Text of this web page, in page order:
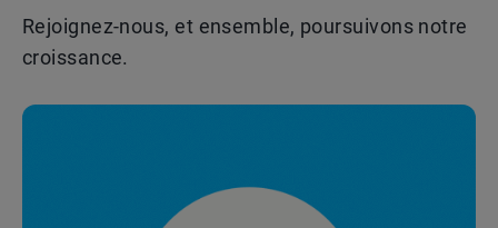
Rejoignez-nous, et ensemble, poursuivons notre
croissance.